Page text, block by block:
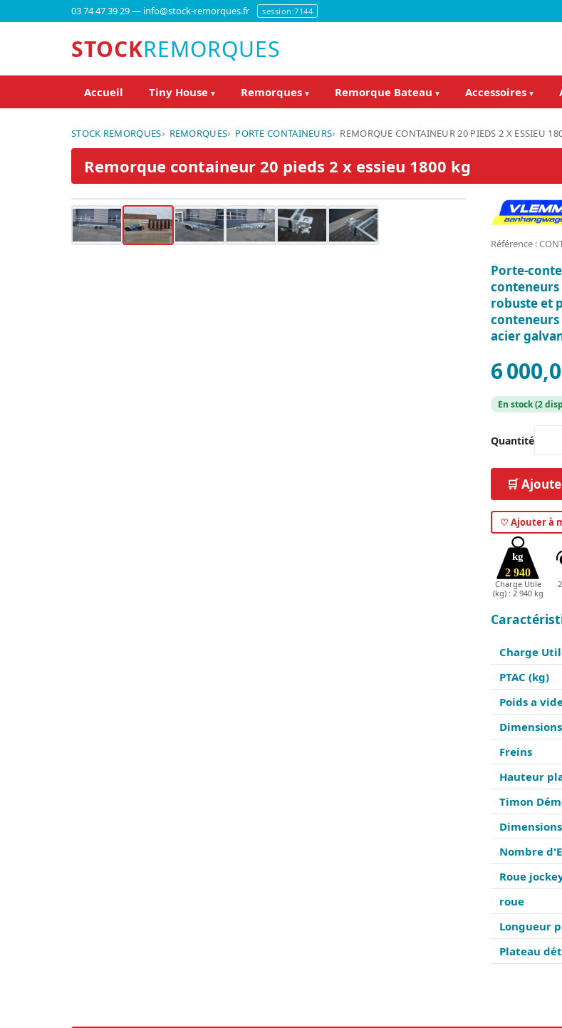
03 74 47 39 29 — info@stock-remorques.fr session:7144
STOCKREMORQUES
Accueil Tiny House ▾ Remorques ▾ Remorque Bateau ▾ Accessoires ▾
STOCK REMORQUES REMORQUES PORTE CONTAINEURS REMORQUE CONTAINEUR 20 PIEDS 2 X ESSIEU
Remorque containeur 20 pieds 2 x essieu 1800 kg
Référence :
Porte-
conteneurs
robuste et
conteneurs
acier
6
En stock (2
Quantité
🛒
♡ Ajouter à
2 940
kg
Charge Utile
(kg) : 2 940 kg
Charge
PTAC (kg)
Poids a
Freins
Hauteur
Timon
Nombre
Roue
roue
Longueur
Plateau